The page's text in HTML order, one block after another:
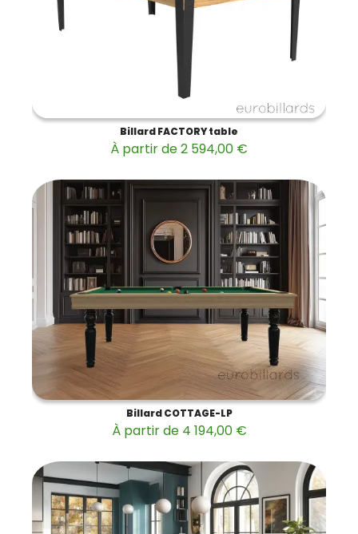
Billard FACTORY table
À partir de 2 594,00 €
Billard COTTAGE-LP
À partir de 4 194,00 €